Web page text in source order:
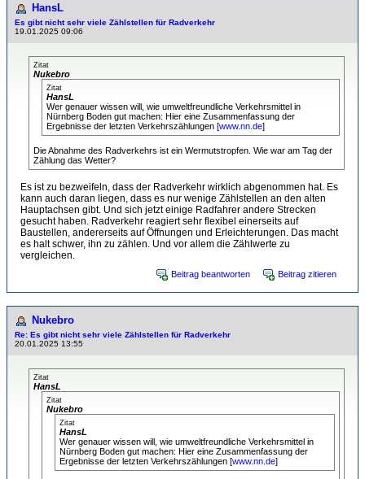
HansL
Es gibt nicht sehr viele Zählstellen für Radverkehr
19.01.2025 09:06
Zitat
Nukebro
Zitat
HansL
Wer genauer wissen will, wie umweltfreundliche Verkehrsmittel in
Nürnberg Boden gut machen: Hier eine Zusammenfassung der
Ergebnisse der letzten Verkehrszählungen [www.nn.de]
Die Abnahme des Radverkehrs ist ein Wermutstropfen. Wie war am Tag der
Zählung das Wetter?
Es ist zu bezweifeln, dass der Radverkehr wirklich abgenommen hat. Es
kann auch daran liegen, dass es nur wenige Zählstellen an den alten
Hauptachsen gibt. Und sich jetzt einige Radfahrer andere Strecken
gesucht haben. Radverkehr reagiert sehr flexibel einerseits auf
Baustellen, andererseits auf Öffnungen und Erleichterungen. Das macht
es halt schwer, ihn zu zählen. Und vor allem die Zählwerte zu
vergleichen.
Beitrag beantworten Beitrag zitieren
Nukebro
Re: Es gibt nicht sehr viele Zählstellen für Radverkehr
20.01.2025 13:55
Zitat
HansL
Zitat
Nukebro
Zitat
HansL
Wer genauer wissen will, wie umweltfreundliche Verkehrsmittel in
Nürnberg Boden gut machen: Hier eine Zusammenfassung der
Ergebnisse der letzten Verkehrszählungen [www.nn.de]